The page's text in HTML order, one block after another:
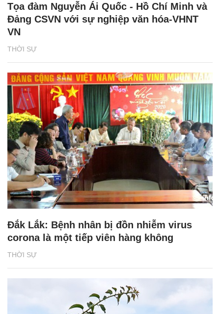
THỜI SỰ
Tọa đàm Nguyễn Ái Quốc - Hồ Chí Minh và
Đảng CSVN với sự nghiệp văn hóa-VHNT
VN
THỜI SỰ
Đắk Lắk: Bệnh nhân bị đồn nhiễm virus
corona là một tiếp viên hàng không